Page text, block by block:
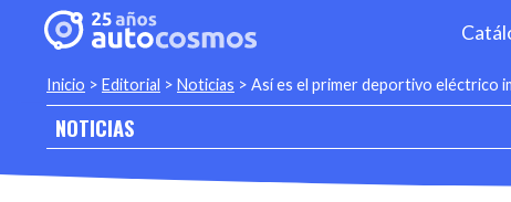
Inicio > Editorial > Noticias > Así es el primer deportivo eléctrico
NOTICIAS